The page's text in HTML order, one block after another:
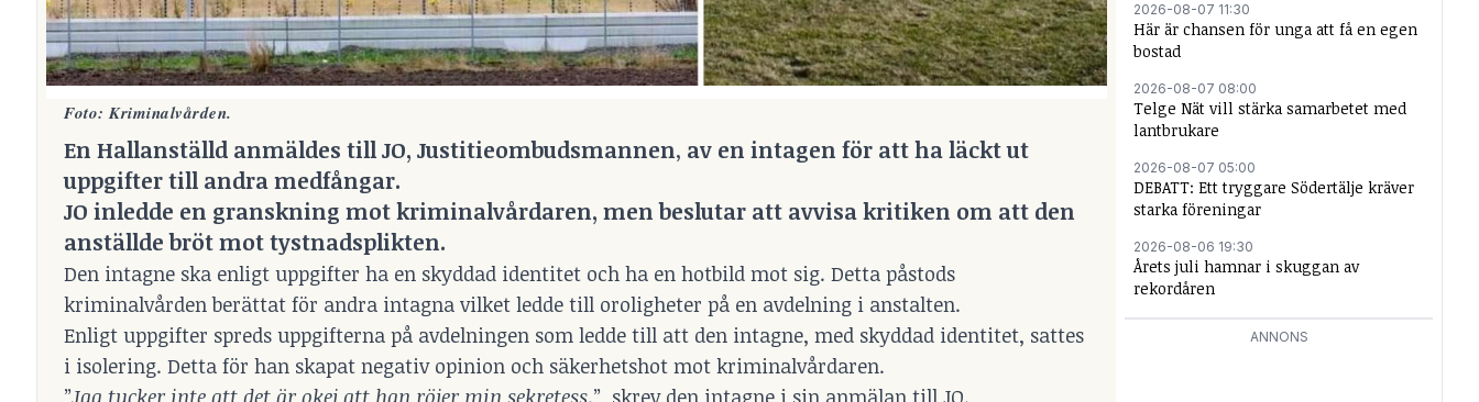
Foto: Kriminalvården.
En Hallanställd anmäldes till JO, Justitieombudsmannen, av en intagen för att ha läckt ut
uppgifter till andra medfångar.
JO inledde en granskning mot kriminalvårdaren, men beslutar att avvisa kritiken om att den
anställde bröt mot tystnadsplikten.
Den intagne ska enligt uppgifter ha en skyddad identitet och ha en hotbild mot sig. Detta påstods
kriminalvården berättat för andra intagna vilket ledde till oroligheter på en avdelning i anstalten.
Enligt uppgifter spreds uppgifterna på avdelningen som ledde till att den intagne, med skyddad identitet, sattes
i isolering. Detta för han skapat negativ opinion och säkerhetshot mot kriminalvårdaren.
”Jag tycker inte att det är okej att han röjer min sekretess.”, skrev den intagne i sin anmälan till JO.
2026-08-07 11:30
Här är chansen för unga att få en egen
bostad
2026-08-07 08:00
Telge Nät vill stärka samarbetet med
lantbrukare
2026-08-07 05:00
DEBATT: Ett tryggare Södertälje kräver
starka föreningar
2026-08-06 19:30
Årets juli hamnar i skuggan av
rekordåren
ANNONS